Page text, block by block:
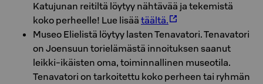
Katujunan reitiltä löytyy nähtävää ja tekemistä
koko perheelle! Lue lisää täältä.
Museo Elielistä löytyy lasten Tenavatori. Tenavatori
on Joensuun torielämästä innoituksen saanut
leikki-ikäisten oma, toiminnallinen museotila.
Tenavatori on tarkoitettu koko perheen tai ryhmän